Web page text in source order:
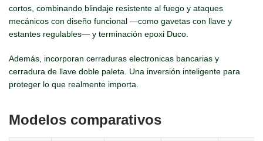
cortos, combinando blindaje resistente al fuego y ataques
mecánicos con diseño funcional —como gavetas con llave y
estantes regulables— y terminación epoxi Duco.
Además, incorporan cerraduras electronicas bancarias y
cerradura de llave doble paleta. Una inversión inteligente para
proteger lo que realmente importa.
Modelos comparativos